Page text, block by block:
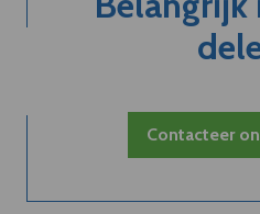
Contacteer